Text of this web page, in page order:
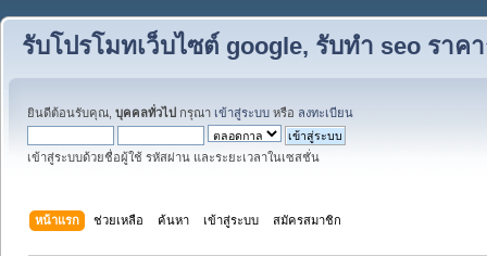
รับโปรโมทเว็บไซต์ google, รับทำ seo ราค
ยินดีต้อนรับคุณ, บุคคลทั่วไป กรุณา เข้าสู่ระบบ หรือ ลงทะเบียน
เข้าสู่ระบบด้วยชื่อผู้ใช้ รหัสผ่าน และระยะเวลาในเซสชั่น
หน้าแรก ช่วยเหลือ ค้นหา เข้าสู่ระบบ สมัครสมาชิก